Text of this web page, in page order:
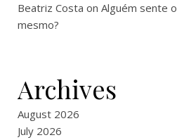
Beatriz Costa on Alguém sente o
mesmo?
Archives
August 2026
July 2026